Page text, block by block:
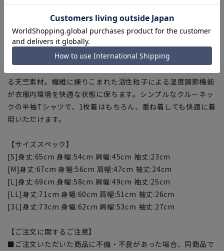
がございますが、検品の上、着用可能と判断した商品をお届け
【商品詳細】
ON/OFF兼用に最適な半袖クルーネックTシャツ。体感温度を
る天竺素材。繊維に練りこまれた活性粒子による湿度調節機能
が衣服内環境を快適な状態に保ちます。シンプルなクルーネッ
クの半袖Tシャツで、1枚着はもちろん、重ね着しても快適に着
用いただけます。
【サイズスペック】
[S]身丈:65cm 身幅:54cm 肩幅:45cm 袖丈:23cm
[M]身丈:67cm 身幅:56cm 肩幅:47cm 袖丈:24cm
[L]身丈:69cm 身幅:58cm 肩幅:49cm 袖丈:25cm
[LL]身丈:71cm 身幅:60cm 肩幅:51cm 袖丈:26cm
[3L]身丈:73cm 身幅:62cm 肩幅:53cm 袖丈:27cm
【ご注文に関するご注意】
■ご注文いただいた商品に不備・不良があった場合、同商品で